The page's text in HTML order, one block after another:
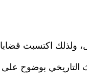
ولذلك اكتسبت قضايا
التاريخي بوضوح على